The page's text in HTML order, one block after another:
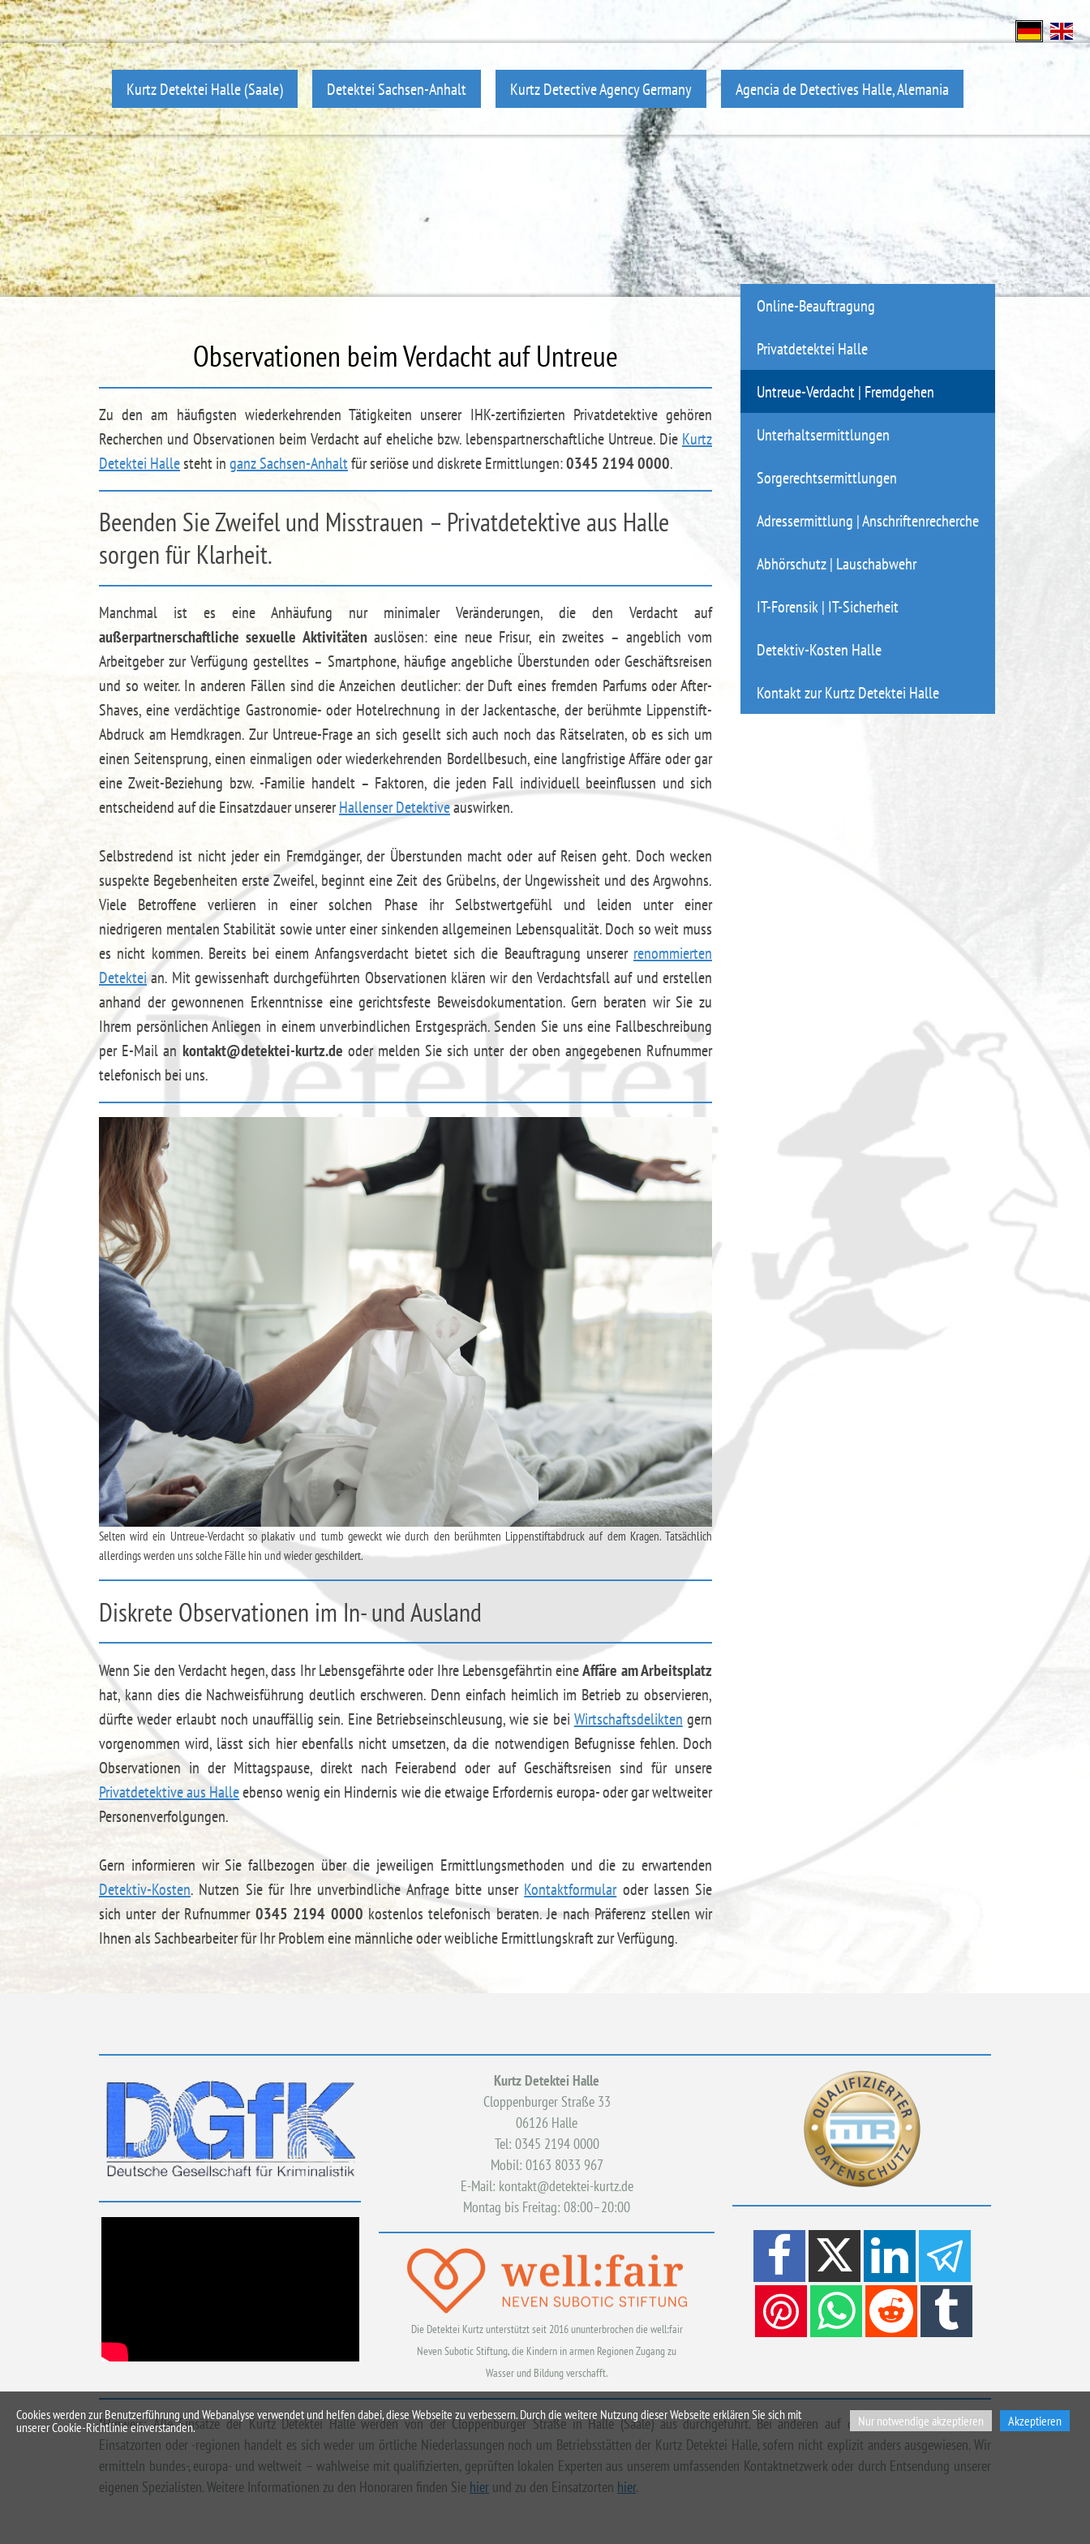
Kurtz Detektei Halle (Saale) Detektei Sachsen-Anhalt Kurtz Detective Agency Germany Agencia de Detectives Halle, Alemania
Observationen beim Verdacht auf Untreue
Zu den am häufigsten wiederkehrenden Tätigkeiten unserer IHK-zertifizierten Privatdetektive gehören
Recherchen und Observationen beim Verdacht auf eheliche bzw. lebenspartnerschaftliche Untreue. Die Kurtz
Detektei Hallesteht inganz Sachsen-Anhaltfür seriöse und diskrete Ermittlungen:0345 2194 0000.
Beenden Sie Zweifel und Misstrauen – Privatdetektive aus Halle
sorgen für Klarheit.
Manchmal ist es eine Anhäufung nur minimaler Veränderungen, die den Verdacht auf
außerpartnerschaftliche sexuelle Aktivitätenauslösen: eine neue Frisur, ein zweites – angeblich vom
Arbeitgeber zur Verfügung gestelltes – Smartphone, häufige angebliche Überstunden oder Geschäftsreisen
und so weiter. In anderen Fällen sind die Anzeichen deutlicher: der Duft eines fremden Parfums oder After-
Shaves, eine verdächtige Gastronomie- oder Hotelrechnung in der Jackentasche, der berühmte Lippenstift-
Abdruck am Hemdkragen. Zur Untreue-Frage an sich gesellt sich auch noch das Rätselraten, ob es sich um
einen Seitensprung, einen einmaligen oder wiederkehrenden Bordellbesuch, eine langfristige Affäre oder gar
eine Zweit-Beziehung bzw. -Familie handelt – Faktoren, die jeden Fall individuell beeinflussen und sich
entscheidend auf die Einsatzdauer unsererHallenser Detektiveauswirken.
Selbstredend ist nicht jeder ein Fremdgänger, der Überstunden macht oder auf Reisen geht. Doch wecken
suspekte Begebenheiten erste Zweifel, beginnt eine Zeit des Grübelns, der Ungewissheit und des Argwohns.
Viele Betroffene verlieren in einer solchen Phase ihr Selbstwertgefühl und leiden unter einer
niedrigeren mentalen Stabilität sowie unter einer sinkenden allgemeinen Lebensqualität. Doch so weit muss
es nicht kommen. Bereits bei einem Anfangsverdacht bietet sich die Beauftragung unserer renommierten
Detekteian. Mit gewissenhaft durchgeführten Observationen klären wir den Verdachtsfall auf und erstellen
anhand der gewonnenen Erkenntnisse eine gerichtsfeste Beweisdokumentation. Gern beraten wir Sie zu
Ihrem persönlichen Anliegen in einem unverbindlichen Erstgespräch. Senden Sie uns eine Fallbeschreibung
per E-Mail an kontakt@detektei-kurtz.de oder melden Sie sich unter der oben angegebenen Rufnummer
telefonisch bei uns.
Selten wird ein Untreue-Verdacht so plakativ und tumb geweckt wie durch den berühmten Lippenstiftabdruck auf dem Kragen. Tatsächlich
allerdings werden uns solche Fälle hin und wieder geschildert.
Diskrete Observationen im In- und Ausland
Wenn Sie den Verdacht hegen, dass Ihr Lebensgefährte oder Ihre Lebensgefährtin eineAffäre am Arbeitsplatz
hat, kann dies die Nachweisführung deutlich erschweren. Denn einfach heimlich im Betrieb zu observieren,
dürfte weder erlaubt noch unauffällig sein. Eine Betriebseinschleusung, wie sie bei Wirtschaftsdelikten gern
vorgenommen wird, lässt sich hier ebenfalls nicht umsetzen, da die notwendigen Befugnisse fehlen. Doch
Observationen in der Mittagspause, direkt nach Feierabend oder auf Geschäftsreisen sind für unsere
Privatdetektive aus Halleebenso wenig ein Hindernis wie die etwaige Erfordernis europa- oder gar weltweiter
Personenverfolgungen.
Gern informieren wir Sie fallbezogen über die jeweiligen Ermittlungsmethoden und die zu erwartenden
Detektiv-Kosten. Nutzen Sie für Ihre unverbindliche Anfrage bitte unser Kontaktformularoder lassen Sie
sich unter der Rufnummer 0345 2194 0000 kostenlos telefonisch beraten. Je nach Präferenz stellen wir
Ihnen als Sachbearbeiter für Ihr Problem eine männliche oder weibliche Ermittlungskraft zur Verfügung.
Online-Beauftragung
Privatdetektei Halle
Untreue-Verdacht | Fremdgehen
Unterhaltsermittlungen
Sorgerechtsermittlungen
Adressermittlung | Anschriftenrecherche
Abhörschutz | Lauschabwehr
IT-Forensik | IT-Sicherheit
Detektiv-Kosten Halle
Kontakt zur Kurtz Detektei Halle
Kurtz Detektei Halle
Cloppenburger Straße 33
06126 Halle
Tel: 0345 2194 0000
Mobil: 0163 8033 967
E-Mail: kontakt@detektei-kurtz.de
Montag bis Freitag: 08:00–20:00
Die Detektei Kurtz unterstützt seit 2016 ununterbrochen die well:fair
Neven Subotic Stiftung, die Kindern in armen Regionen Zugang zu
Wasser und Bildung verschafft.
*Hinweis: Alle Einsätze der Kurtz Detektei Halle werden von der Cloppenburger Straße in Halle (Saale) aus durchgeführt. Bei anderen auf dieser Domain beworbenen
Einsatzorten oder -regionen handelt es sich weder um örtliche Niederlassungen noch um Betriebsstätten der Kurtz Detektei Halle, sofern nicht explizit anders ausgewiesen. Wir
ermitteln bundes-, europa- und weltweit – wahlweise mit qualifizierten, geprüften lokalen Experten aus unserem umfassenden Kontaktnetzwerk oder durch Entsendung unserer
eigenen Spezialisten. Weitere Informationen zu den Honoraren finden Sie hier und zu den Einsatzorten hier.
Cookies werden zur Benutzerführung und Webanalyse verwendet und helfen dabei, diese Webseite zu verbessern. Durch die weitere Nutzung dieser Webseite erklären Sie sich mit
unserer Cookie-Richtlinie einverstanden.
Nur notwendige akzeptieren Akzeptieren